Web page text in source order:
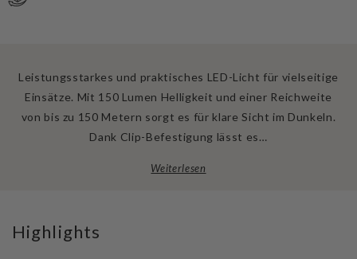
Leistungsstarkes und praktisches LED-Licht für vielseitige
Einsätze. Mit 150 Lumen Helligkeit und einer Reichweite
von bis zu 150 Metern sorgt es für klare Sicht im Dunkeln.
Dank Clip-Befestigung lässt es…
Weiterlesen
Highlights